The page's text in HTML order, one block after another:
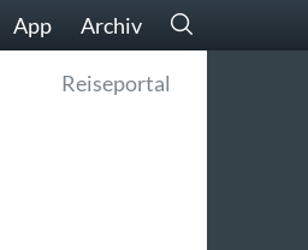
App Archiv
Reiseportal